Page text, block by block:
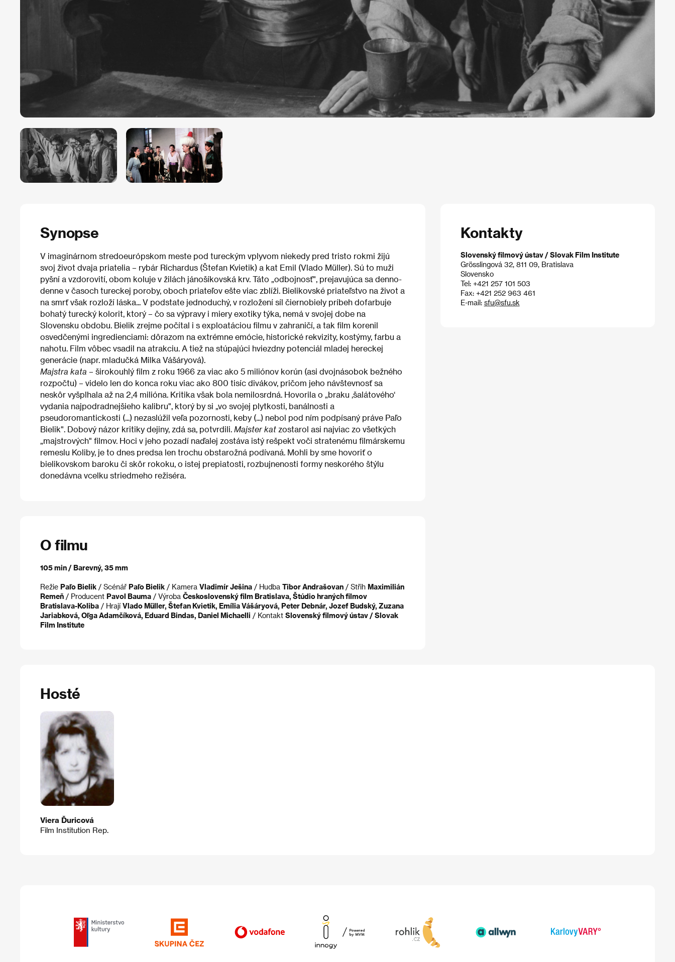
Synopse
V imaginárnom stredoeurópskom meste pod tureckým vplyvom niekedy pred tristo rokmi žijú
svoj život dvaja priatelia – rybár Richardus (Štefan Kvietik) a kat Emil (Vlado Müller). Sú to muži
pyšní a vzdorovití, obom koluje v žilách jánošíkovská krv. Táto „odbojnosť", prejavujúca sa denno-
denne v časoch tureckej poroby, oboch priateľov ešte viac zblíži. Bielikovské priateľstvo na život a
na smrť však rozloží láska... V podstate jednoduchý, v rozložení síl čiernobiely príbeh dofarbuje
bohatý turecký kolorit, ktorý – čo sa výpravy i miery exotiky týka, nemá v svojej dobe na
Slovensku obdobu. Bielik zrejme počítal i s exploatáciou filmu v zahraničí, a tak film korenil
osvedčenými ingredienciami: dôrazom na extrémne emócie, historické rekvizity, kostýmy, farbu a
nahotu. Film vôbec vsadil na atrakciu. A tiež na stúpajúci hviezdny potenciál mladej hereckej
generácie (napr. mladučká Milka Vášáryová).
Majstra kata – širokouhlý film z roku 1966 za viac ako 5 miliónov korún (asi dvojnásobok bežného
rozpočtu) – videlo len do konca roku viac ako 800 tisíc divákov, pričom jeho návštevnosť sa
neskôr vyšplhala až na 2,4 milióna. Kritika však bola nemilosrdná. Hovorila o „braku ‚šalátového‘
vydania najpodradnejšieho kalibru", ktorý by si „vo svojej plytkosti, banálnosti a
pseudoromantickosti (...) nezaslúžil veľa pozornosti, keby (...) nebol pod ním podpísaný práve Paľo
Bielik". Dobový názor kritiky dejiny, zdá sa, potvrdili. Majster kat zostarol asi najviac zo všetkých
„majstrových" filmov. Hoci v jeho pozadí naďalej zostáva istý rešpekt voči stratenému filmárskemu
remeslu Koliby, je to dnes predsa len trochu obstarožná podívaná. Mohli by sme hovoriť o
bielikovskom baroku či skôr rokoku, o istej prepiatosti, rozbujnenosti formy neskorého štýlu
donedávna vcelku striedmeho režiséra.
O filmu
105 min / Barevný, 35 mm
Režie Paľo Bielik / Scénář Paľo Bielik / Kamera Vladimír Ješina / Hudba Tibor Andrašovan / Střih Maximilián
Remeň / Producent Pavol Bauma / Výroba Československý film Bratislava, Štúdio hraných filmov
Bratislava-Koliba / Hrají Vlado Müller, Štefan Kvietik, Emília Vášáryová, Peter Debnár, Jozef Budský, Zuzana
Jariabková, Oľga Adamčíková, Eduard Bindas, Daniel Michaelli / Kontakt Slovenský filmový ústav / Slovak
Film Institute
Kontakty
Slovenský filmový ústav / Slovak Film Institute
Grösslingová 32, 811 09, Bratislava
Slovensko
Tel: +421 257 101 503
Fax: +421 252 963 461
E-mail: sfu@sfu.sk
Hosté
Viera Ďuricová
Film Institution Rep.